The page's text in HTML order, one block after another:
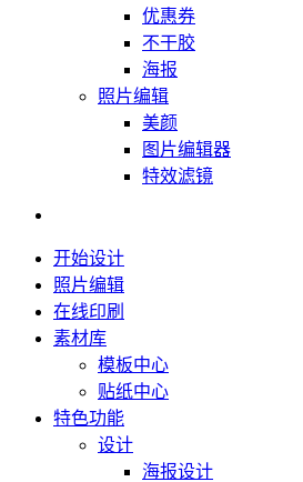
优惠券
不干胶
海报
照片编辑
美颜
图片编辑器
特效滤镜
开始设计
照片编辑
在线印刷
素材库
模板中心
贴纸中心
特色功能
设计
海报设计